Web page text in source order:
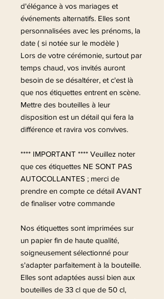
d'élégance à vos mariages et
événements alternatifs. Elles sont
personnalisées avec les prénoms, la
date ( si notée sur le modèle )
Lors de votre cérémonie, surtout par
temps chaud, vos invités auront
besoin de se désaltérer, et c'est là
que nos étiquettes entrent en scène.
Mettre des bouteilles à leur
disposition est un détail qui fera la
différence et ravira vos convives.
**** IMPORTANT **** Veuillez noter
que ces étiquettes NE SONT PAS
AUTOCOLLANTES ; merci de
prendre en compte ce détail AVANT
de finaliser votre commande
Nos étiquettes sont imprimées sur
un papier fin de haute qualité,
soigneusement sélectionné pour
s'adapter parfaitement à la bouteille.
Elles sont adaptées aussi bien aux
bouteilles de 33 cl que de 50 cl,